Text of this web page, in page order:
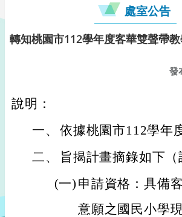
處室公告
轉知桃園市112學年度客華雙聲帶
發
說明：
一、 依據桃園市112學年
二、
旨揭計畫摘錄如下
(一) 申請資格：具備
意願之國民小學